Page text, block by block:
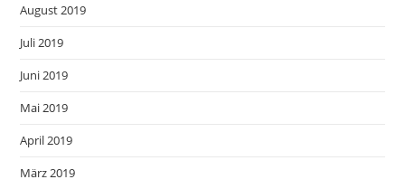
August 2019
Juli 2019
Juni 2019
Mai 2019
April 2019
März 2019